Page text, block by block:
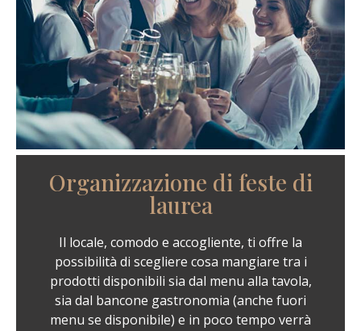
Organizzazione di feste di
laurea
Il locale, comodo e accogliente, ti offre la
possibilità di scegliere cosa mangiare tra i
prodotti disponibili sia dal menu alla tavola,
sia dal bancone gastronomia (anche fuori
menu se disponibile) e in poco tempo verrà